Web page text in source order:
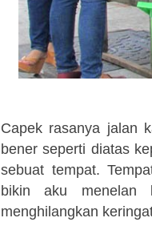
Capek rasanya jalan
bener seperti diatas
sebuat tempat.
bikin aku menelan
menghilangkan